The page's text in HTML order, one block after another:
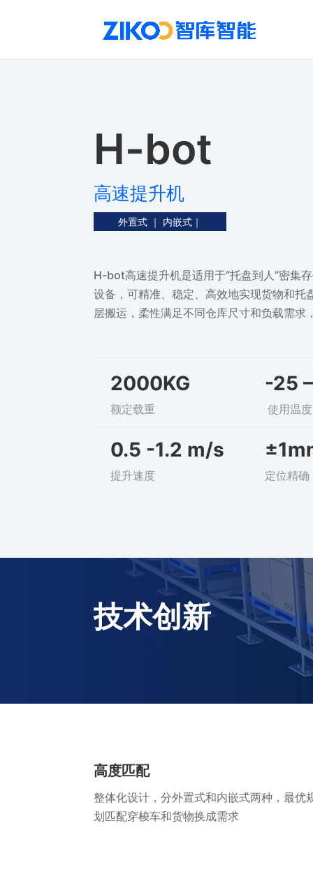
H-bot
高速提升机
外置式 ｜ 内嵌式｜
H-bot高速提升机是适用于“托盘到人”密集
设备，可精准、稳定、高效地实现货物和托
层搬运，柔性满足不同仓库尺寸和负载需求
2000KG
额定载重
-25
使用温度
0.5 -1.2 m/s
提升速度 定位精确
技术创新
高度匹配
整体化设计，分外置式和内嵌式两种，最优
划匹配穿梭车和货物换成需求